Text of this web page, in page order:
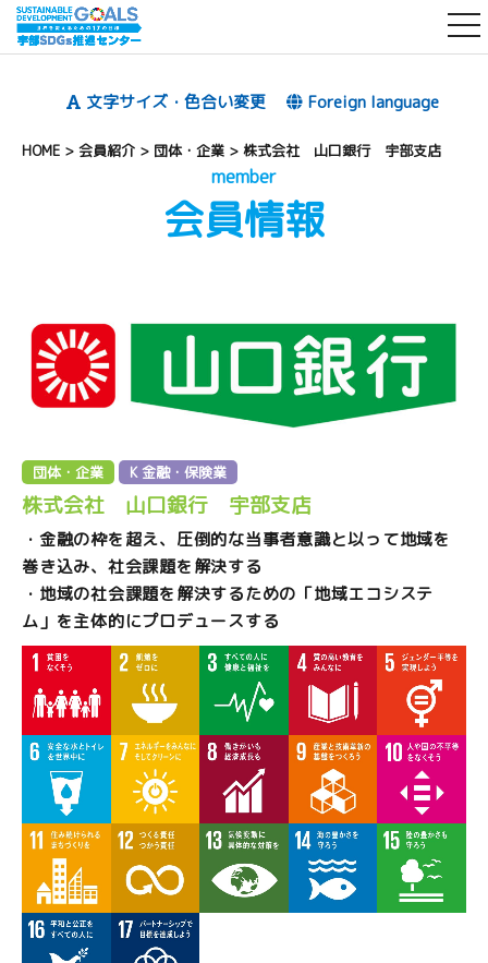
文字サイズ・色合い変更 Foreign language
HOME > 会員紹介 > 団体・企業 > 株式会社 山口銀行 宇部支店
member
会員情報
団体・企業 K 金融・保険業
株式会社 山口銀行 宇部支店
・金融の枠を超え、圧倒的な当事者意識と以って地域を
巻き込み、社会課題を解決する
・地域の社会課題を解決するための「地域エコシステ
ム」を主体的にプロデュースする
t
o